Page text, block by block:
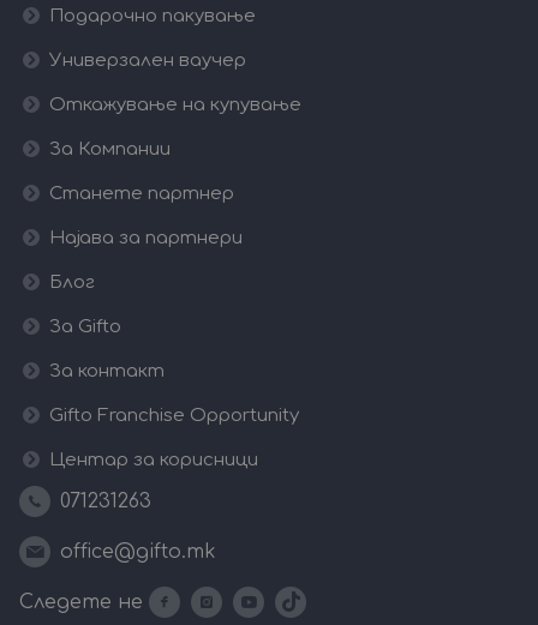
Подарочно пакување
Универзален ваучер
Откажување на купување
За Компании
Станете партнер
Најава за партнери
Блог
За Gifto
За контакт
Gifto Franchise Opportunity
Центар за корисници
071231263
office@gifto.mk
Следете не